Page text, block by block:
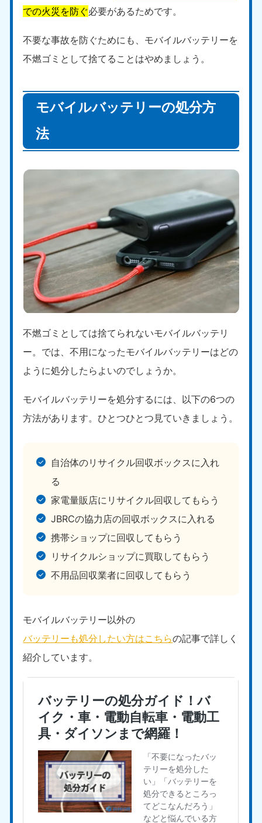
での火災を防ぐ必要があるためです。
不要な事故を防ぐためにも、モバイルバッテリーを
不燃ゴミとして捨てることはやめましょう。
モバイルバッテリーの処分方
法
不燃ゴミとしては捨てられないモバイルバッテリ
ー。では、不用になったモバイルバッテリーはどの
ように処分したらよいのでしょうか。
モバイルバッテリーを処分するには、以下の6つの
方法があります。ひとつひとつ見ていきましょう。
自治体のリサイクル回収ボックスに入れ
る
家電量販店にリサイクル回収してもらう
JBRCの協力店の回収ボックスに入れる
携帯ショップに回収してもらう
リサイクルショップに買取してもらう
不用品回収業者に回収してもらう
モバイルバッテリー以外の
バッテリーも処分したい方はこちらの記事で詳しく
紹介しています。
050-1881-5277
9:00〜19:00 年中無休
050-1881-5276
9:00〜19:00 年中無休
岩手県
050-1881-5274
9:00〜19:00 年中無休
秋田県
050-1881-5275
9:00〜19:00 年中無休
山形県
050-1881-5273
9:00〜19:00 年中無休
宮城県
050-1881-5272
9:00〜19:00 年中無休